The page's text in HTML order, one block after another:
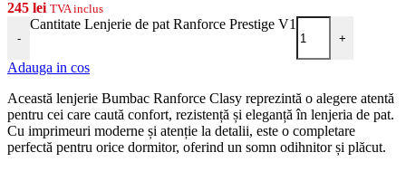
245 lei TVA inclus
-
Cantitate Lenjerie de pat Ranforce Prestige V1
+
Adauga in cos
Această lenjerie Bumbac Ranforce Clasy reprezintă o alegere atentă
pentru cei care caută confort, rezistență și eleganță în lenjeria de pat.
Cu imprimeuri moderne și atenție la detalii, este o completare
perfectă pentru orice dormitor, oferind un somn odihnitor și plăcut.